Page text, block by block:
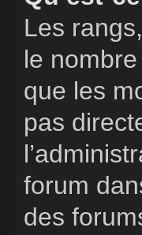
Les
le
que les
pas
forum
des